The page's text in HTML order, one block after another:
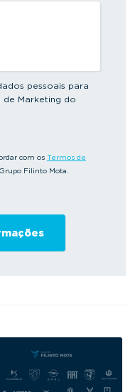
pessoais para
de Marketing do
com os Termos de
Filinto Mota.